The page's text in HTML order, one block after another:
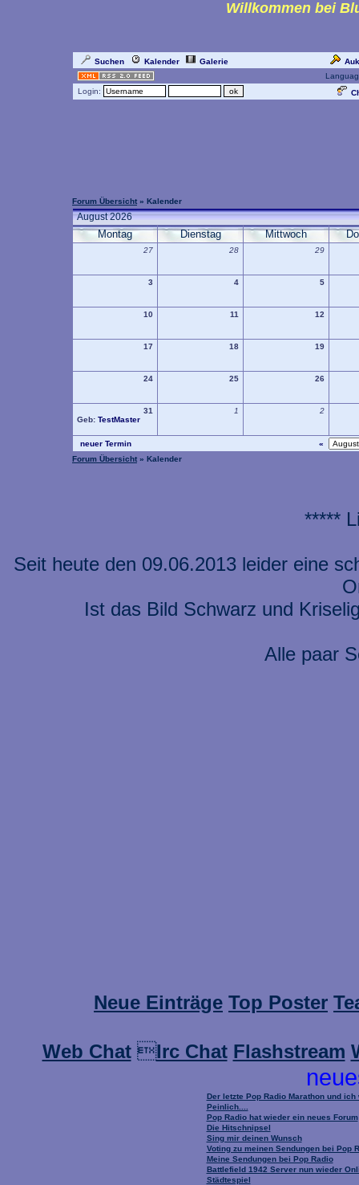
Willkommen bei
Suchen Kalender Galerie
Login:
Forum Übersicht » Kalender
August 2026
Montag Dienstag Mittwoch
27 28 29
3 4 5
10 11 12
17 18 19
24 25 26
31
Geb: TestMaster
1 2
neuer Termin
«
Forum Übersicht » Kalender
*****
Seit heute den 09.06.2013 leider eine
Ist das Bild Schwarz und
Alle paar
Neue Einträge Top Poster
Web ChatIrc Chat Flashstream
Der letzte Pop Radio Marathon und
Peinlich....
Pop Radio hat wieder ein neues Forum
Die Hitschnipsel
Sing mir deinen Wunsch
Voting zu meinen Sendungen bei Pop
Meine Sendungen bei Pop Radio
Battlefield 1942 Server nun wieder
Städtespiel